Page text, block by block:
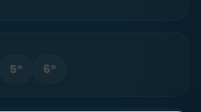
5º 6º